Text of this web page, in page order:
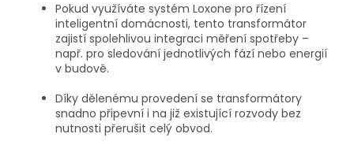
Pokud využíváte systém Loxone pro řízení
inteligentní domácnosti, tento transformátor
zajistí spolehlivou integraci měření spotřeby –
např. pro sledování jednotlivých fází nebo energií
v budově.
Díky dělenému provedení se transformátory
snadno připevní i na již existující rozvody bez
nutnosti přerušit celý obvod.